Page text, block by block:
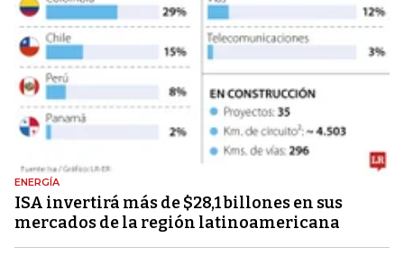
ENERGÍA
ISA invertirá más de $28,1 billones en sus
mercados de la región latinoamericana